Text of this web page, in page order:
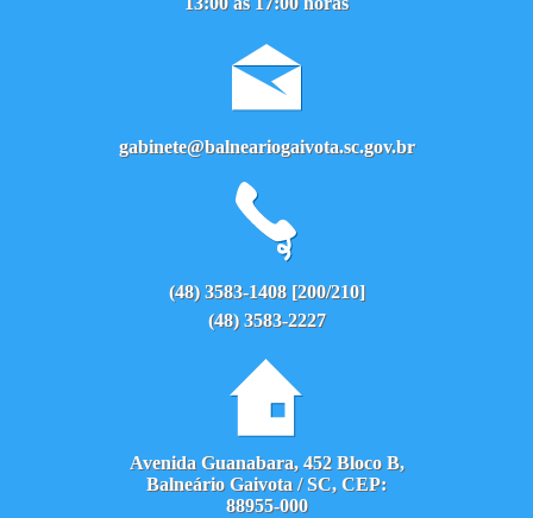
gabinete@balneariogaivota.sc.gov.br
(48) 3583-1408 [200/210]
(48) 3583-2227
Avenida Guanabara, 452 Bloco B,
Balneário Gaivota / SC, CEP:
88955-000